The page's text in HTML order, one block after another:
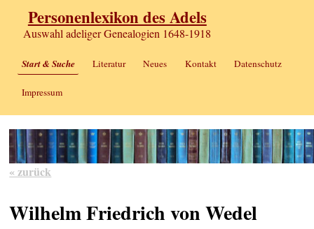
Personenlexikon des Adels
Auswahl adeliger Genealogien 1648-1918
Start & Suche Literatur Neues Kontakt Datenschutz
Impressum
« zurück
Wilhelm Friedrich von Wedel